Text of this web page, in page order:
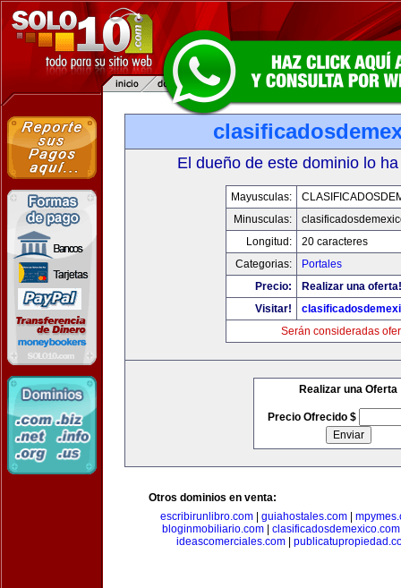
El dueño de este dominio lo
Mayusculas:
Minusculas:
Longitud:
20 caracteres
Categorias:
Portales
Precio:
Realizar una oferta!
Visitar!
Serán consideradas
Realizar una Oferta
Precio Ofrecido $
Otros dominios en venta:
escribirunlibro.com| guiahostales.com|
bloginmobiliario.com| clasificadosdemexico.com
ideascomerciales.com|